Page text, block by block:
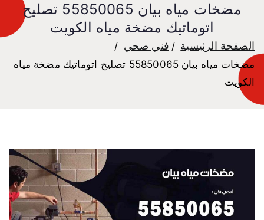
مضخات مياه بيان 55850065 تصليح
اتوماتيك مضخة مياه الكويت
الصفحة الرئيسية فني صحي
مضخات مياه بيان 55850065 تصليح اتوماتيك مضخة مياه
الكويت